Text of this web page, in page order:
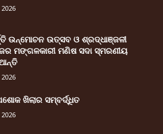
ଉନ୍ମୋଚନ ଉତ୍ସବ ଓ ଶ୍ରଦ୍ଧାଞ୍ଜଳୀ
ମଙ୍ଗଳକାରୀ ମଣିଷ ସଦା ସ୍ମରଣୀୟ
ଖିଲାର ସମ୍ବର୍ଦ୍ଧିତ